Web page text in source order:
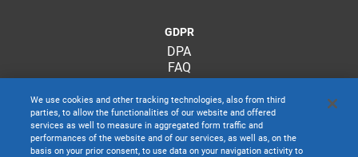
GDPR
DPA
FAQ
We use cookies and other tracking technologies, also from third
parties, to allow the functionalities of our website and offered
services as well to measure in aggregated form traffic and
performances of the website and of our services, as well as, on the
basis on your prior consent, to use data on your navigation activity to